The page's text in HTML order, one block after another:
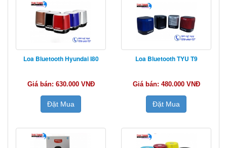
Loa Bluetooth Hyundai I80
Giá bán: 630.000 VNĐ
Đặt Mua
Loa Bluetooth TYU T9
Giá bán: 480.000 VNĐ
Đặt Mua